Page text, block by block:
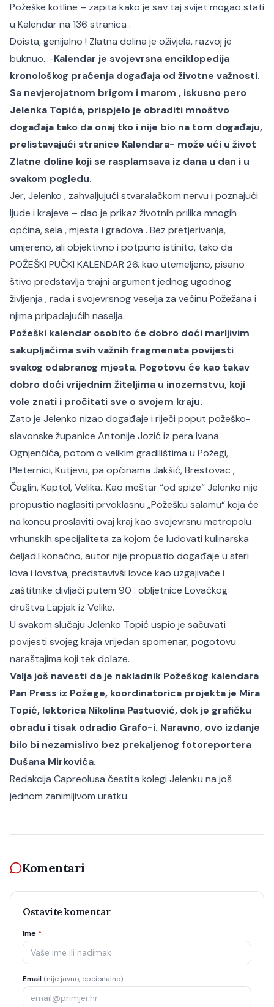
Požeške kotline – zapita kako je sav taj svijet mogao stati
u Kalendar na 136 stranica .
Doista, genijalno ! Zlatna dolina je oživjela, razvoj je
buknuo…-Kalendar je svojevrsna enciklopedija
kronološkog praćenja događaja od životne važnosti.
Sa nevjerojatnom brigom i marom , iskusno pero
Jelenka Topića, prispjelo je obraditi mnoštvo
događaja tako da onaj tko i nije bio na tom događaju,
prelistavajući stranice Kalendara- može ući u život
Zlatne doline koji se rasplamsava iz dana u dan i u
svakom pogledu.
Jer, Jelenko , zahvaljujući stvaralačkom nervu i poznajući
ljude i krajeve – dao je prikaz životnih prilika mnogih
općina, sela , mjesta i gradova . Bez pretjerivanja,
umjereno, ali objektivno i potpuno istinito, tako da
POŽEŠKI PUČKI KALENDAR 26. kao utemeljeno, pisano
štivo predstavlja trajni argument jednog ugodnog
življenja , rada i svojevrsnog veselja za većinu Požežana i
njima pripadajućih naselja.
Požeški kalendar osobito će dobro doći marljivim
sakupljačima svih važnih fragmenata povijesti
svakog odabranog mjesta. Pogotovu će kao takav
dobro doći vrijednim žiteljima u inozemstvu, koji
vole znati i pročitati sve o svojem kraju.
Zato je Jelenko nizao događaje i riječi poput požeško-
slavonske županice Antonije Jozić iz pera Ivana
Ognjenčića, potom o velikim gradilištima u Požegi,
Pleternici, Kutjevu, pa općinama Jakšić, Brestovac ,
Čaglin, Kaptol, Velika…Kao meštar “od spize“ Jelenko nije
propustio naglasiti prvoklasnu „Požešku salamu“ koja će
na koncu proslaviti ovaj kraj kao svojevrsnu metropolu
vrhunskih specijaliteta za kojom će ludovati kulinarska
čeljad.I konačno, autor nije propustio događaje u sferi
lova i lovstva, predstavivši lovce kao uzgajivače i
zaštitnike divljači putem 90 . obljetnice Lovačkog
društva Lapjak iz Velike.
U svakom slučaju Jelenko Topić uspio je sačuvati
povijesti svojeg kraja vrijedan spomenar, pogotovu
naraštajima koji tek dolaze.
Valja još navesti da je nakladnik Požeškog kalendara
Pan Press iz Požege, koordinatorica projekta je Mira
Topić, lektorica Nikolina Pastuović, dok je grafičku
obradu i tisak odradio Grafo-i. Naravno, ovo izdanje
bilo bi nezamislivo bez prekaljenog fotoreportera
Dušana Mirkovića.
Redakcija Capreolusa čestita kolegi Jelenku na još
jednom zanimljivom uratku.
Komentari
Ostavite komentar
Ime *
Email (nije javno, opcionalno)